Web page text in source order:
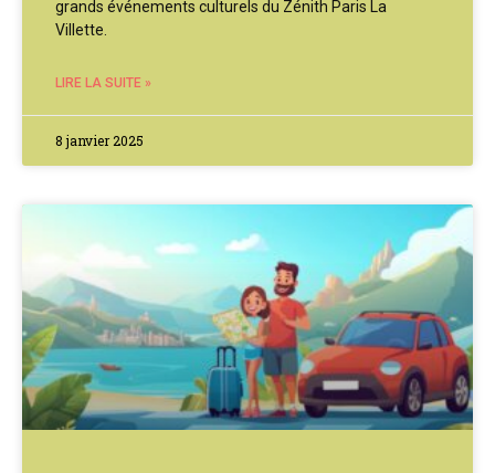
grands événements culturels du Zénith Paris La
Villette.
LIRE LA SUITE »
8 janvier 2025